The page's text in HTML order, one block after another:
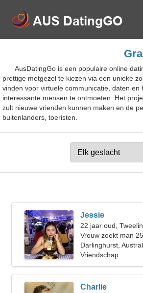
AusDatingGo is een populaire online
prettige metgezel te kiezen via een unieke
vinden voor virtuele communicatie, daten
interessante mensen te ontmoeten. Het
zult nieuwe vrienden kunnen maken en de
buitenlanders, toeristen.
Jessie
22 jaar oud,
Vrouw zoekt man
Darlinghurst,
Vriendschap
Charlie